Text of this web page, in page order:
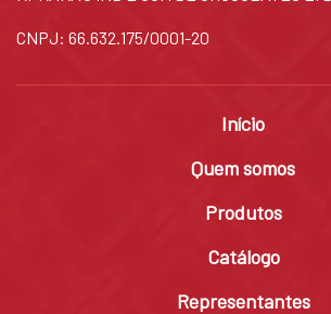
CNPJ: 66.632.175/0001-20
Início
Quem somos
Produtos
Catálogo
Representantes